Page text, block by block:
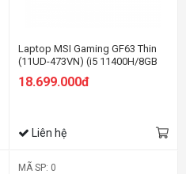
Laptop MSI Gaming GF63 Thin
(11UD-473VN) (i5 11400H/8GB
4G/15.6 inch FHD/Win11)
18.699.000đ
Liên hệ
MÃ SP: 0